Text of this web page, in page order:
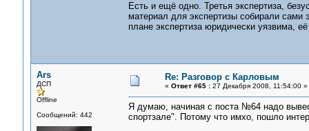
Есть и ещё одно. Третья экспертиза,
материал для экспертизы собирали
плане экспертиза юридически уязвима,
Ars
ДСП
Offline
Сообщений: 442
Re: Разговор с Карловым
« Ответ #65 :27 Декабря 2008, 11:54:00 »
Я думаю, начиная с поста №64 надо
спортзале". Потому что имхо, пошло